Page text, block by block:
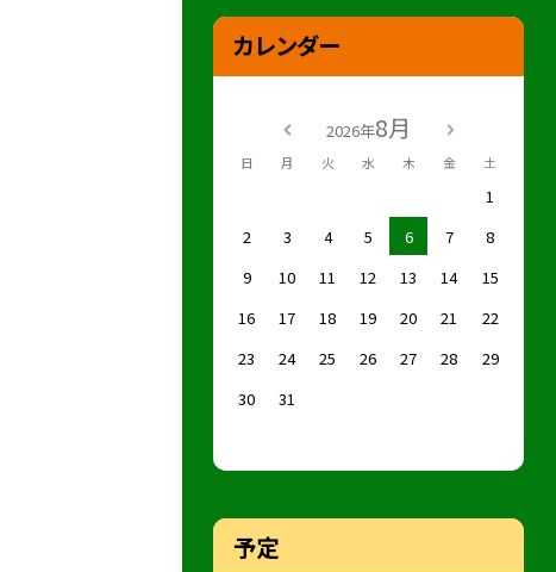
カレンダー
2026年8月
日 月 火 水 木 金 土
1
2
3 4 5 6 7
8
9
10 11 12 13 14
15
16
17 18 19 20 21
22
23
24 25 26 27 28
29
30
31
予定